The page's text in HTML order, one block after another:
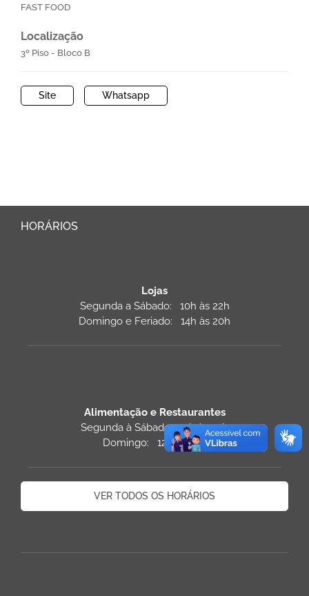
FAST FOOD
Localização
3º Piso - Bloco B
Site Whatsapp
HORÁRIOS
Lojas
Segunda a Sábado: 10h às 22h
Domingo e Feriado: 14h às 20h
Alimentação e Restaurantes
Segunda à Sábado: 11h às 22h
Domingo: 12h às 22h
VER TODOS OS HORÁRIOS